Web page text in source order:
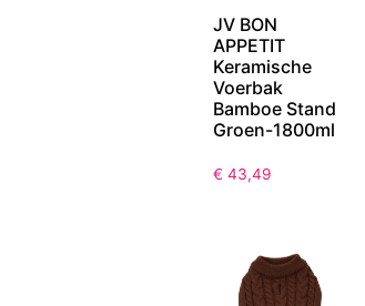
JV BON
APPETIT
Keramische
Voerbak
Bamboe Stand
Groen-1800ml
€ 43,49